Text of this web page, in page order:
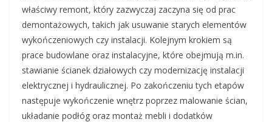
właściwy remont, który zazwyczaj zaczyna się od prac
demontażowych, takich jak usuwanie starych elementów
wykończeniowych czy instalacji. Kolejnym krokiem są
prace budowlane oraz instalacyjne, które obejmują m.in.
stawianie ścianek działowych czy modernizację instalacji
elektrycznej i hydraulicznej. Po zakończeniu tych etapów
następuje wykończenie wnętrz poprzez malowanie ścian,
układanie podłóg oraz montaż mebli i dodatków